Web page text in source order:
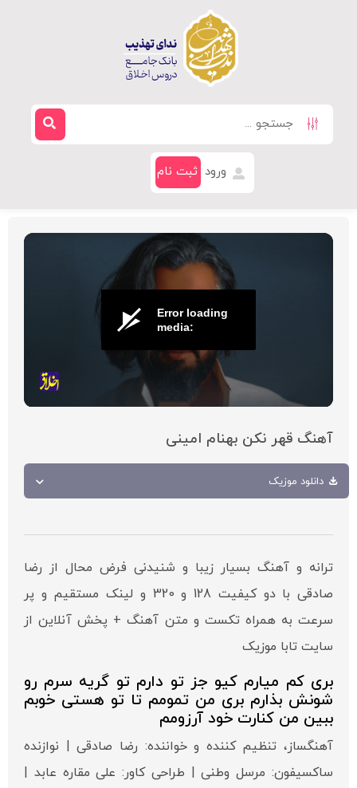
ورود ثبت نام
Error loading
media:
آهنگ قهر نکن بهنام امینی
دانلود موزیک
ترانه و آهنگ بسیار زیبا و شنیدنی فرض محال از رضا
صادقی با دو کیفیت 128 و 320 و لینک مستقیم و پر
سرعت به همراه تکست و متن آهنگ + پخش آنلاین از
سایت تابا موزیک
بری کم میارم کیو جز تو دارم تو گریه سرم رو
شونش بذارم بری من تمومم تا تو هستی خوبم
ببین من کنارت خود آرزومم
آهنگساز، تنظیم کننده و خواننده: رضا صادقی | نوازنده
ساکسیفون: مرسل وطنی | طراحی کاور: علی مقاره عابد |